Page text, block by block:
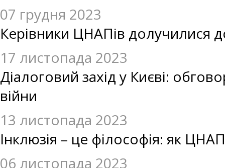
07 грудня 2023
Керівники ЦНАПів долучилися
17 листопада 2023
Діалоговий захід у Києві:
війни
13 листопада 2023
Інклюзія – це філософія: як
06 листопада 2023